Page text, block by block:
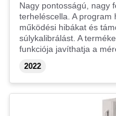
Nagy pontosságú, nagy
terheléscella. A program
működési hibákat és
súlykalibrálást. A
funkciója javíthatja a
2022